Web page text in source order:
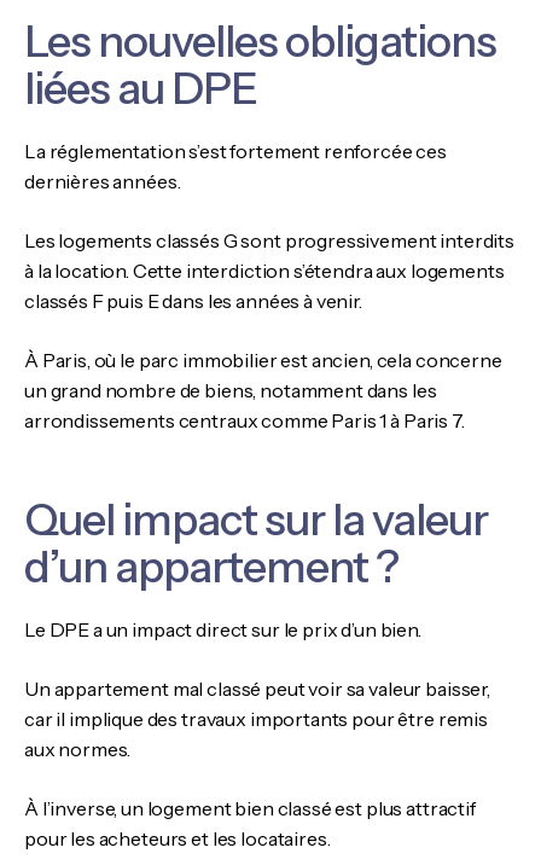
Les nouvelles obligations
liées au DPE
La réglementation s’est fortement renforcée ces
dernières années.
Les logements classés G sont progressivement interdits
à la location. Cette interdiction s’étendra aux logements
classés F puis E dans les années à venir.
À Paris, où le parc immobilier est ancien, cela concerne
un grand nombre de biens, notamment dans les
arrondissements centraux comme Paris 1 à Paris 7.
Quel impact sur la valeur
d’un appartement ?
Le DPE a un impact direct sur le prix d’un bien.
Un appartement mal classé peut voir sa valeur baisser,
car il implique des travaux importants pour être remis
aux normes.
À l’inverse, un logement bien classé est plus attractif
pour les acheteurs et les locataires.